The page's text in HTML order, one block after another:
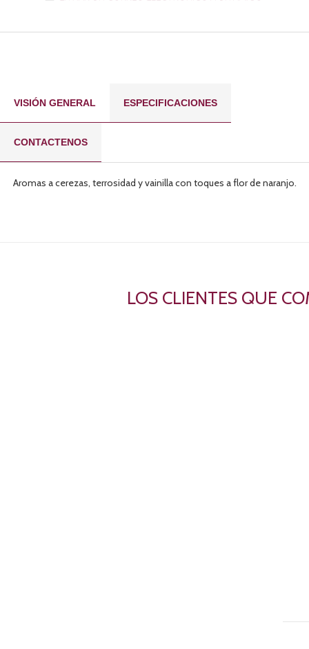
VISIÓN GENERAL ESPECIFICACIONES
CONTACTENOS
Aromas a cerezas, terrosidad y vainilla con toques a flor de naranjo.
LOS CLIENTES QUE